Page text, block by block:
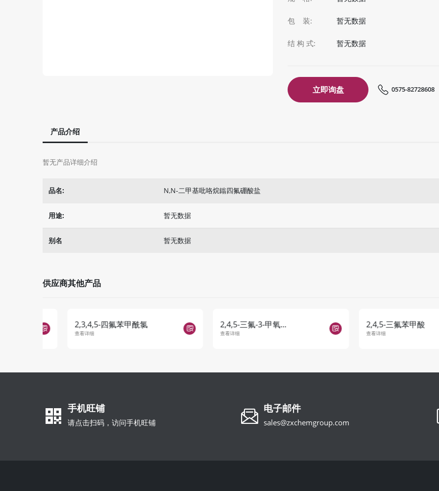
包 装: 暂无数据
结 构 式: 暂无数据
立即询盘 0575-82728608
产品介绍
暂无产品详细介绍
品名: N,N-二甲基吡咯烷鎓四氟硼酸盐
用途: 暂无数据
别名 暂无数据
供应商其他产品
2,3,4,5-四氟苯甲酰氯 2,4,5-三氟-3-甲氧... 2,4,5-三氟苯甲酸
手机旺铺
请点击扫码，访问手机旺铺
电子邮件
sales@zxchemgroup.com